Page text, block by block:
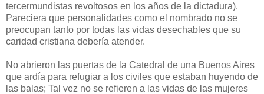
tercermundistas revoltosos en los años de la dictadura).
Pareciera que personalidades como el nombrado no se
preocupan tanto por todas las vidas desechables que su
caridad cristiana debería atender.
No abrieron las puertas de la Catedral de una Buenos Aires
que ardía para refugiar a los civiles que estaban huyendo de
las balas; Tal vez no se refieren a las vidas de las mujeres